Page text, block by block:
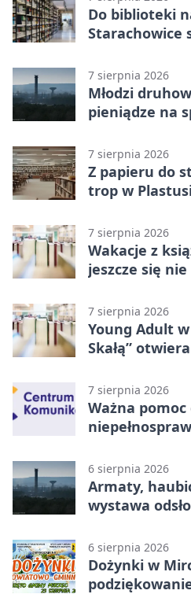
Do biblioteki
Starachowice
7 sierpnia 2026
Młodzi
pieniądze na
7 sierpnia 2026
Z papieru do
trop w
7 sierpnia 2026
Wakacje z
jeszcze się
7 sierpnia 2026
Young Adult
Skałą”
7 sierpnia 2026
Ważna pomoc
6 sierpnia 2026
Armaty,
wystawa
6 sierpnia 2026
Dożynki w